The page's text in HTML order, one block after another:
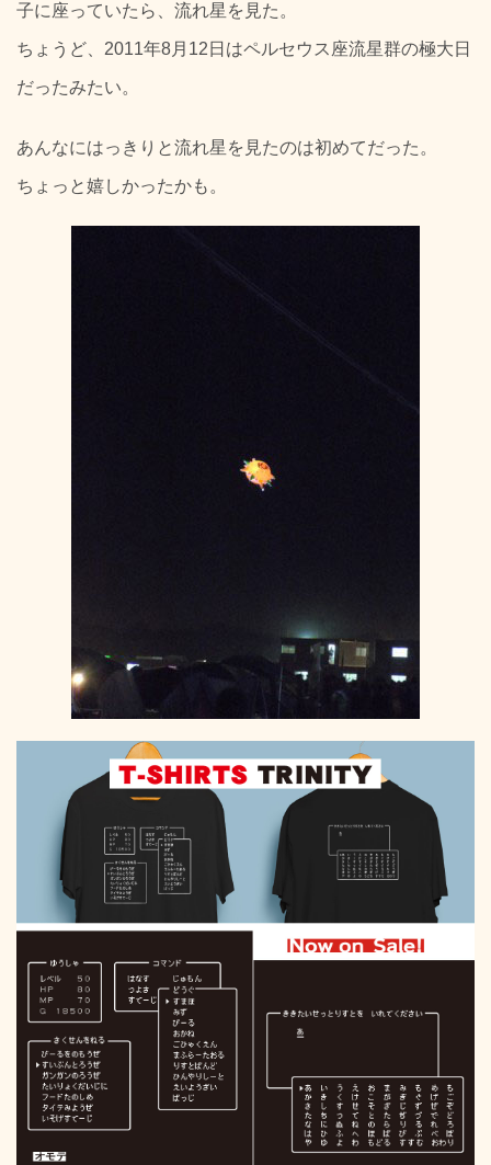
子に座っていたら、流れ星を見た。
ちょうど、2011年8月12日はペルセウス座流星群の極大日
だったみたい。
あんなにはっきりと流れ星を見たのは初めてだった。
ちょっと嬉しかったかも。